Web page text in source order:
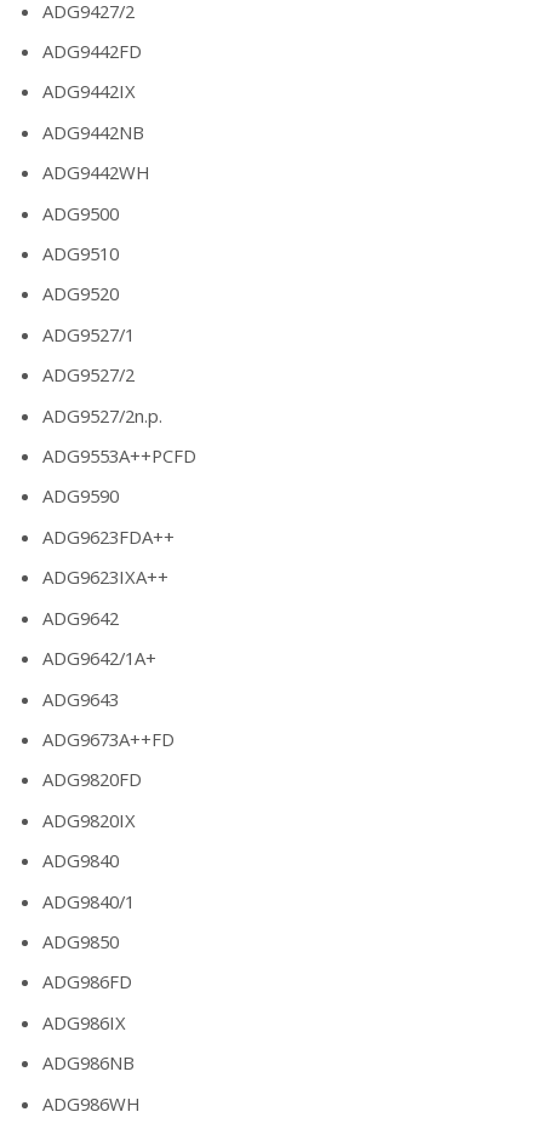
ADG9427/2
ADG9442FD
ADG9442IX
ADG9442NB
ADG9442WH
ADG9500
ADG9510
ADG9520
ADG9527/1
ADG9527/2
ADG9527/2n.p.
ADG9553A++PCFD
ADG9590
ADG9623FDA++
ADG9623IXA++
ADG9642
ADG9642/1A+
ADG9643
ADG9673A++FD
ADG9820FD
ADG9820IX
ADG9840
ADG9840/1
ADG9850
ADG986FD
ADG986IX
ADG986NB
ADG986WH